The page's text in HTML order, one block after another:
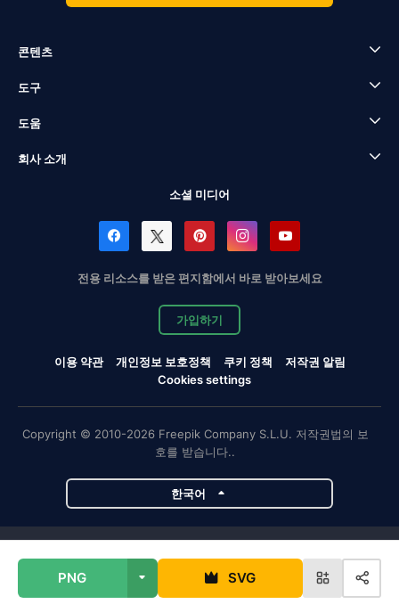
PNG SVG
콘텐츠
도구
도움
회사 소개
소셜 미디어
전용 리소스를 받은 편지함에서 바로 받아보세요
가입하기
이용 약관 개인정보 보호정책 쿠키 정책
저작권 알림
Cookies settings
Copyright © 2010-2026 Freepik Company S.L.U. 저작권법의 보
호를 받습니다..
한국어